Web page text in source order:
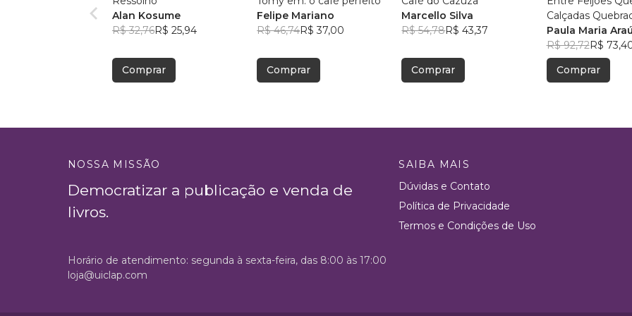
Alan Kosume
R$ 32,76R$ 25,94
Comprar
Felipe Mariano
R$ 46,74R$ 37,00
Comprar
Marcello Silva
R$ 54,78R$ 43,37
Comprar
Calçadas
Autobiográficos e
Críticas sobre
e Políticas
Paula Maria
R$ 92,72R$
Comprar
NOSSA MISSÃO
Democratizar a publicação e venda de
livros.
SAIBA MAIS
Dúvidas e Contato
Política de Privacidade
Termos e Condições de Uso
Horário de atendimento: segunda à sexta-feira, das 8:00 às 17:00
loja@uiclap.com